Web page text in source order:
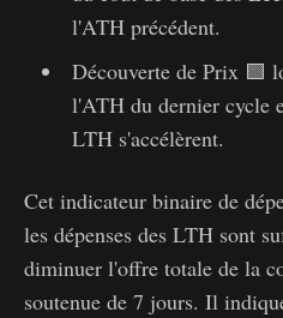
l'ATH précédent.
Découverte de Prix 🟩
l'ATH du dernier cycle
LTH s'accélèrent.
Cet indicateur binaire de
les dépenses des LTH sont
diminuer l'offre totale de la
soutenue de 7 jours. Il